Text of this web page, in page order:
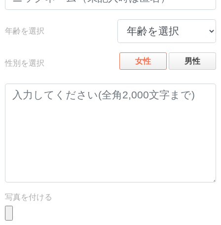
年齢を選択
性別を選択 女性 男性
写真を付ける